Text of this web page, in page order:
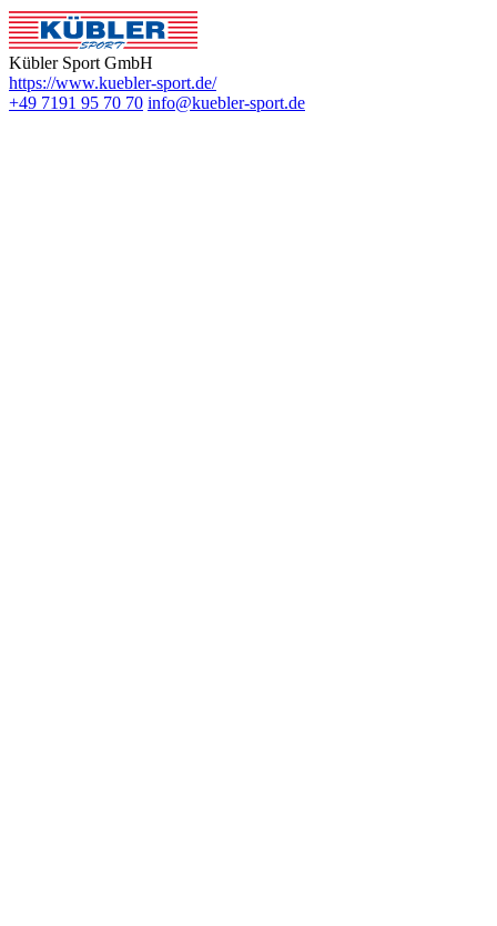
Kübler Sport GmbH
https://www.kuebler-sport.de/
+49 7191 95 70 70 info@kuebler-sport.de